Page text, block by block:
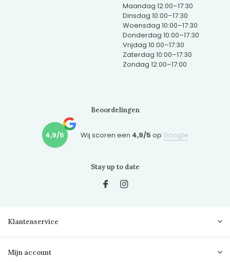
Maandag 12:00–17:30
Dinsdag 10:00–17:30
Woensdag 10:00–17:30
Donderdag 10:00–17:30
Vrijdag 10:00–17:30
Zaterdag 10:00–17:30
Zondag 12:00–17:00
Beoordelingen
4,9/5 Wij scoren een 4,9/5 op Google
Stay up to date
Klantenservice
Mijn account